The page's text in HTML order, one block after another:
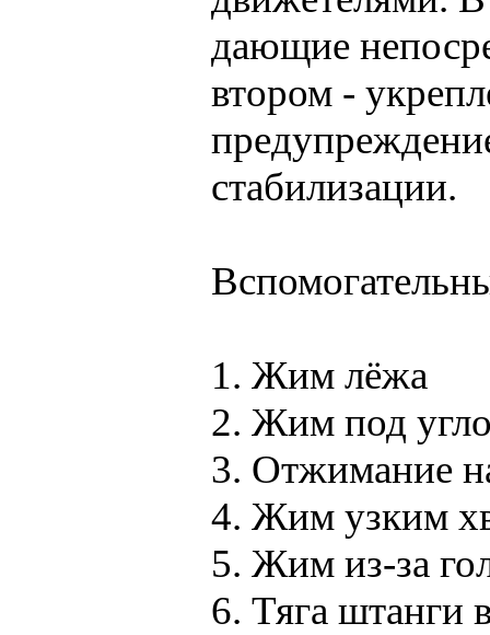
дающие
втором -
стабилизации.
1. Жим лёжа
2. Жим под
3. Отжимание
4. Жим узким
5. Жим из-за
6. Тяга штанги